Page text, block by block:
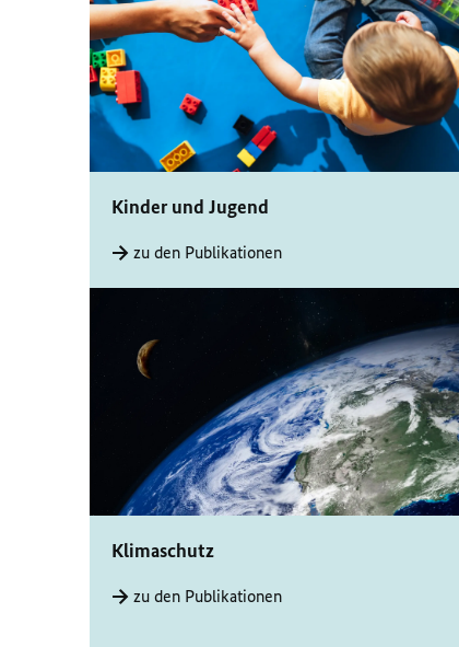
Kinder und Jugend
zu den Publikationen
Klimaschutz
zu den Publikationen